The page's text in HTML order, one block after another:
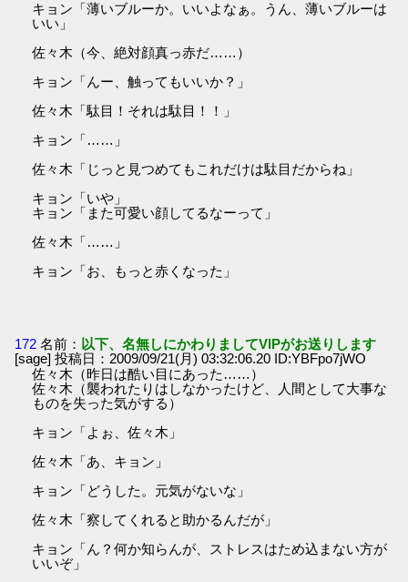
キョン「薄いブルーか。いいよなぁ。うん、薄いブルーは
いい」
佐々木（今、絶対顔真っ赤だ……）
キョン「んー、触ってもいいか？」
佐々木「駄目！それは駄目！！」
キョン「……」
佐々木「じっと見つめてもこれだけは駄目だからね」
キョン「いや」
キョン「また可愛い顔してるなーって」
佐々木「……」
キョン「お、もっと赤くなった」
172 名前： 以下、名無しにかわりましてVIPがお送りします
[sage] 投稿日：2009/09/21(月) 03:32:06.20 ID:YBFpo7jWO
佐々木（昨日は酷い目にあった……）
佐々木（襲われたりはしなかったけど、人間として大事な
ものを失った気がする）
キョン「よぉ、佐々木」
佐々木「あ、キョン」
キョン「どうした。元気がないな」
佐々木「察してくれると助かるんだが」
キョン「ん？何か知らんが、ストレスはため込まない方が
いいぞ」